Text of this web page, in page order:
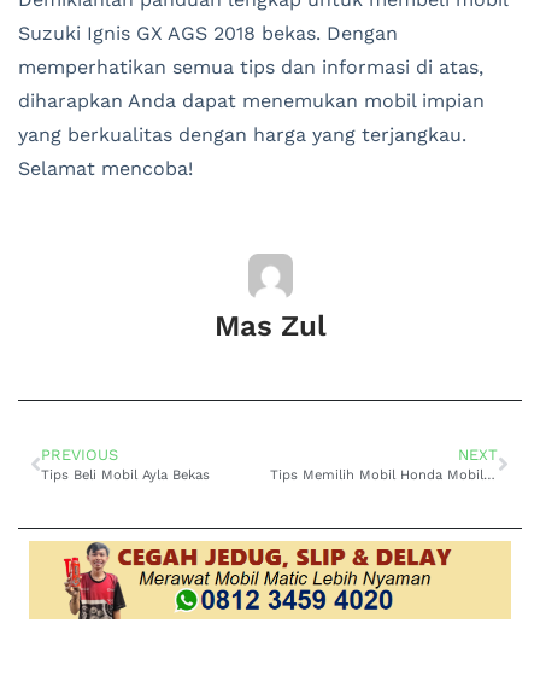
Suzuki Ignis GX AGS 2018 bekas. Dengan
memperhatikan semua tips dan informasi di atas,
diharapkan Anda dapat menemukan mobil impian
yang berkualitas dengan harga yang terjangkau.
Selamat mencoba!
Mas Zul
PREVIOUS
Tips Beli Mobil Ayla Bekas
NEXT
Tips Memilih Mobil Honda Mobilio Bekas dan Kisaran Harganya